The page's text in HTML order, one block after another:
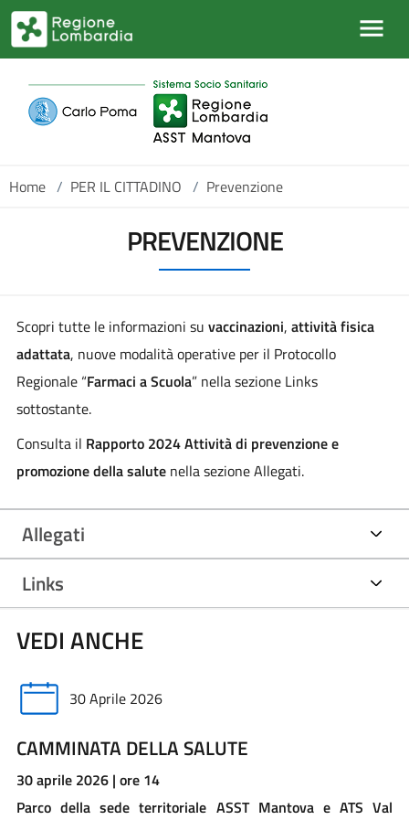
Salta al contenuto principale
Home / PER IL CITTADINO / Prevenzione
PREVENZIONE
Scopri tutte le informazioni su vaccinazioni, attività fisica
adattata, nuove modalità operative per il Protocollo
Regionale “Farmaci a Scuola” nella sezione Links
sottostante.
Consulta il Rapporto 2024 Attività di prevenzione e
promozione della salute nella sezione Allegati.
Allegati
Links
VEDI ANCHE
30 Aprile 2026
CAMMINATA DELLA SALUTE
30 aprile 2026 | ore 14
Parco della sede territoriale ASST Mantova e ATS Val